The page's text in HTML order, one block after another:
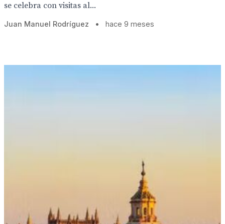
se celebra con visitas al...
Juan Manuel Rodríguez • hace 9 meses